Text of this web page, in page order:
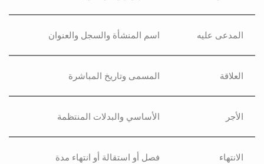
المدعى عليه اسم المنشأة والسجل والعنوان
العلاقة المسمى وتاريخ المباشرة
الأجر الأساسي والبدلات المنتظمة
الانتهاء فصل أو استقالة أو انتهاء مدة